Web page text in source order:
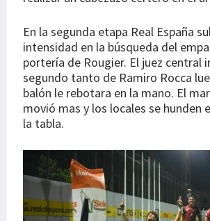
En la segunda etapa Real España
intensidad en la búsqueda del
portería de Rougier. El juez central
segundo tanto de Ramiro Rocca
balón le rebotara en la mano. El
movió mas y los locales se hunden
la tabla.